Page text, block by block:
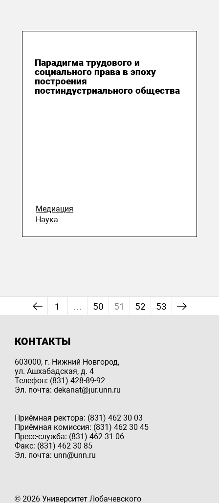
Парадигма трудового и
социального права в эпоху
построения
постиндустриального общества
Медиация
Наука
1 … 50 51 52 53
КОНТАКТЫ
603000, г. Нижний Новгород,
ул. Ашхабадская, д. 4
Телефон: (831) 428-89-92
Эл. почта: dekanat@jur.unn.ru
Приёмная ректора: (831) 462 30 03
Приёмная комиссия: (831) 462 30 45
Пресс-служба: (831) 462 31 06
Факс: (831) 462 30 85
Эл. почта: unn@unn.ru
© 2026 Университет Лобачевского